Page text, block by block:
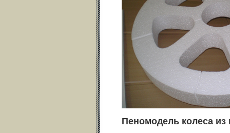
Пеномодель колеса